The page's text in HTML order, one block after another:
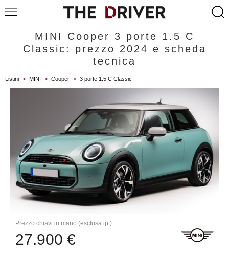
MINI Cooper 3 porte 1.5 C
Classic: prezzo 2024 e scheda
tecnica
Listini > MINI > Cooper > 3 porte 1.5 C Classic
Prezzo chiavi in mano (esclusa ipt):
27.900 €